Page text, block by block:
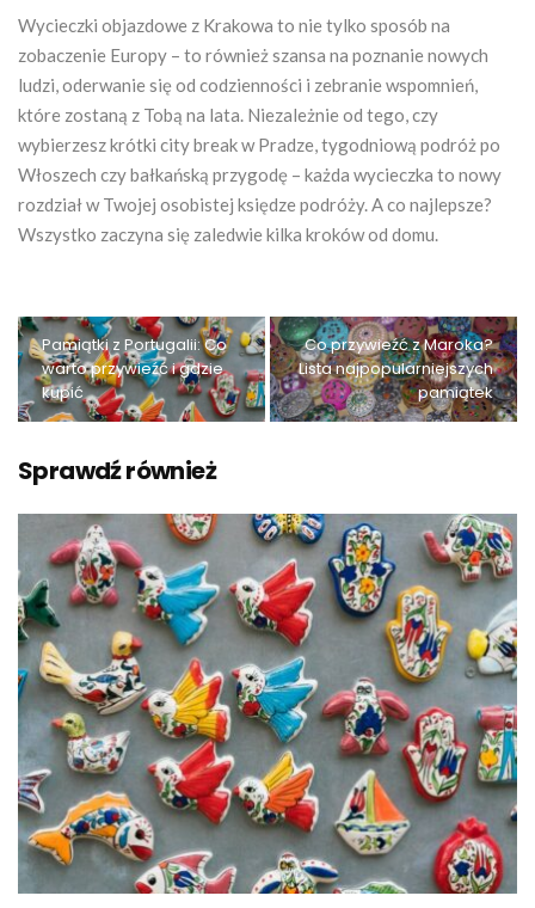
Wycieczki objazdowe z Krakowa to nie tylko sposób na
zobaczenie Europy – to również szansa na poznanie nowych
ludzi, oderwanie się od codzienności i zebranie wspomnień,
które zostaną z Tobą na lata. Niezależnie od tego, czy
wybierzesz krótki city break w Pradze, tygodniową podróż po
Włoszech czy bałkańską przygodę – każda wycieczka to nowy
rozdział w Twojej osobistej księdze podróży. A co najlepsze?
Wszystko zaczyna się zaledwie kilka kroków od domu.
Pamiątki z Portugalii: Co
warto przywieźć i gdzie
kupić
Co przywieźć z Maroka?
Lista najpopularniejszych
pamiątek
Sprawdź również